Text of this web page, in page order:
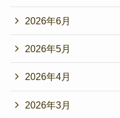
2026年6月
2026年5月
2026年4月
2026年3月